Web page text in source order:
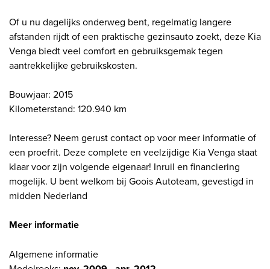
Of u nu dagelijks onderweg bent, regelmatig langere
afstanden rijdt of een praktische gezinsauto zoekt, deze Kia
Venga biedt veel comfort en gebruiksgemak tegen
aantrekkelijke gebruikskosten.
Bouwjaar: 2015
Kilometerstand: 120.940 km
Interesse? Neem gerust contact op voor meer informatie of
een proefrit. Deze complete en veelzijdige Kia Venga staat
klaar voor zijn volgende eigenaar! Inruil en financiering
mogelijk. U bent welkom bij Goois Autoteam, gevestigd in
midden Nederland
Meer informatie
Algemene informatie